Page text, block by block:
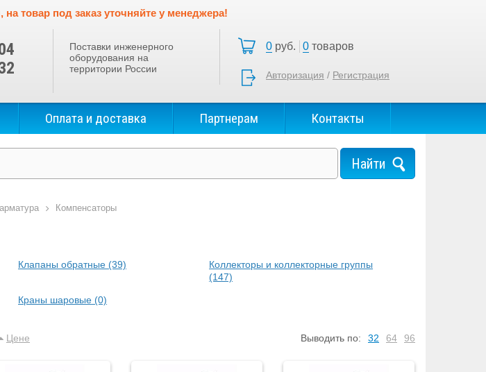
товар под заказ уточняйте у менеджера!
Поставки инженерного
оборудования на
территории России
0 руб. 0 товаров
Авторизация / Регистрация
Оплата и доставка Партнерам Контакты
Компенсаторы
Клапаны обратные (39)
Коллекторы и коллекторные группы
(147)
Краны шаровые (0)
Цене Выводить по: 32 64 96